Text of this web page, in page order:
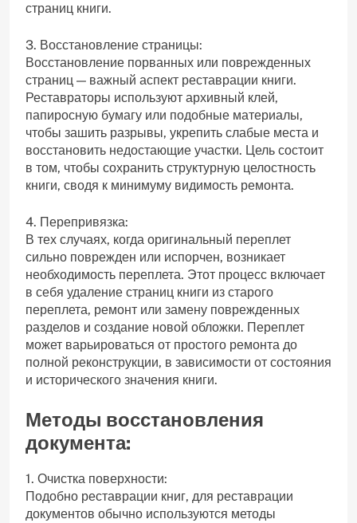
страниц книги.
3. Восстановление страницы:
Восстановление порванных или поврежденных
страниц — важный аспект реставрации книги.
Реставраторы используют архивный клей,
папиросную бумагу или подобные материалы,
чтобы зашить разрывы, укрепить слабые места и
восстановить недостающие участки. Цель состоит
в том, чтобы сохранить структурную целостность
книги, сводя к минимуму видимость ремонта.
4. Перепривязка:
В тех случаях, когда оригинальный переплет
сильно поврежден или испорчен, возникает
необходимость переплета. Этот процесс включает
в себя удаление страниц книги из старого
переплета, ремонт или замену поврежденных
разделов и создание новой обложки. Переплет
может варьироваться от простого ремонта до
полной реконструкции, в зависимости от состояния
и исторического значения книги.
Методы восстановления
документа:
1. Очистка поверхности:
Подобно реставрации книг, для реставрации
документов обычно используются методы